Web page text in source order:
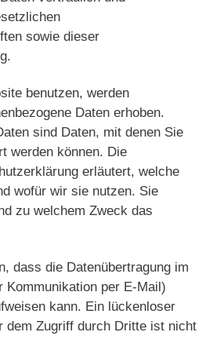
sowie dieser
benutzen, werden
Daten erhoben.
sind Daten, mit denen Sie
werden können. Die
erläutert, welche
wofür wir sie nutzen. Sie
zu welchem Zweck das
dass die Datenübertragung im
Kommunikation per E-Mail)
kann. Ein lückenloser
dem Zugriff durch Dritte ist nicht